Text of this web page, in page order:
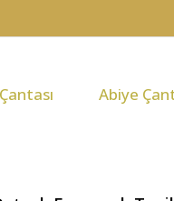
Abiye